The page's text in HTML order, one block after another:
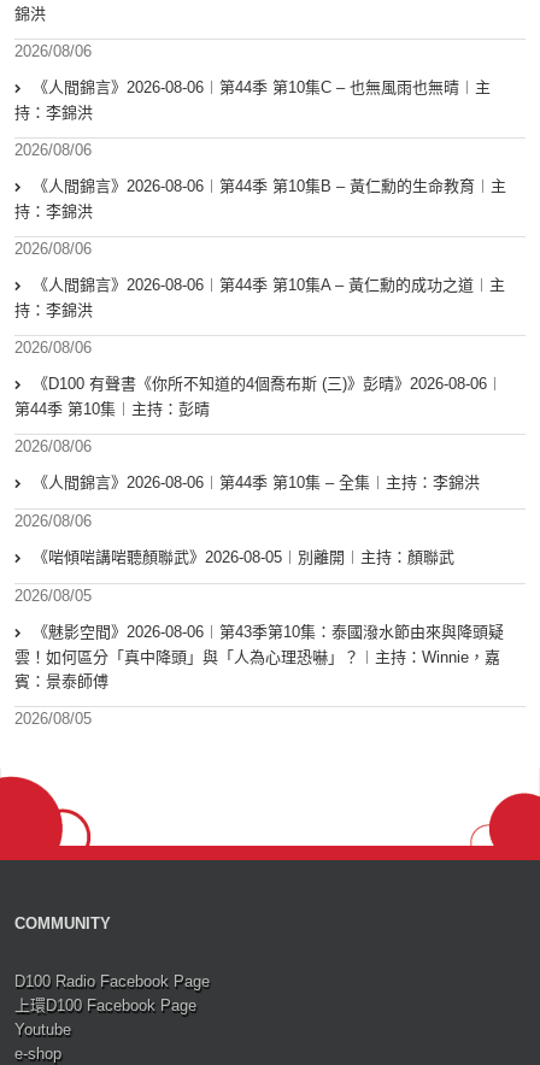
錦洪
2026/08/06
《人間錦言》2026-08-06︱第44季 第10集C – 也無風雨也無晴︱主
持：李錦洪
2026/08/06
《人間錦言》2026-08-06︱第44季 第10集B – 黃仁勳的生命教育︱主
持：李錦洪
2026/08/06
《人間錦言》2026-08-06︱第44季 第10集A – 黃仁勳的成功之道︱主
持：李錦洪
2026/08/06
《D100 有聲書《你所不知道的4個喬布斯 (三)》彭晴》2026-08-06︱
第44季 第10集︱主持：彭晴
2026/08/06
《人間錦言》2026-08-06︱第44季 第10集 – 全集︱主持：李錦洪
2026/08/06
《啱傾啱講啱聽顏聯武》2026-08-05︱別離開︱主持：顏聯武
2026/08/05
《魅影空間》2026-08-06︱第43季第10集：泰國潑水節由來與降頭疑
雲！如何區分「真中降頭」與「人為心理恐嚇」？︱主持：Winnie，嘉
賓：景泰師傅
2026/08/05
COMMUNITY
D100 Radio Facebook Page
上環D100 Facebook Page
Youtube
e-shop